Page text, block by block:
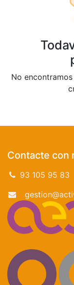
No
Contacte con
93 105 95 83